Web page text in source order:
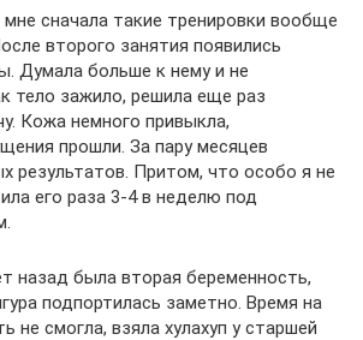
мне сначала такие тренировки вообще
второго занятия появились
Думала больше к нему и не
тело зажило, решила еще раз
Кожа немного привыкла,
прошли. За пару месяцев
результатов. Притом, что особо я не
его раза 3-4 в неделю под
назад была вторая беременность,
подпортилась заметно. Время на
не смогла, взяла хулахуп у старшей